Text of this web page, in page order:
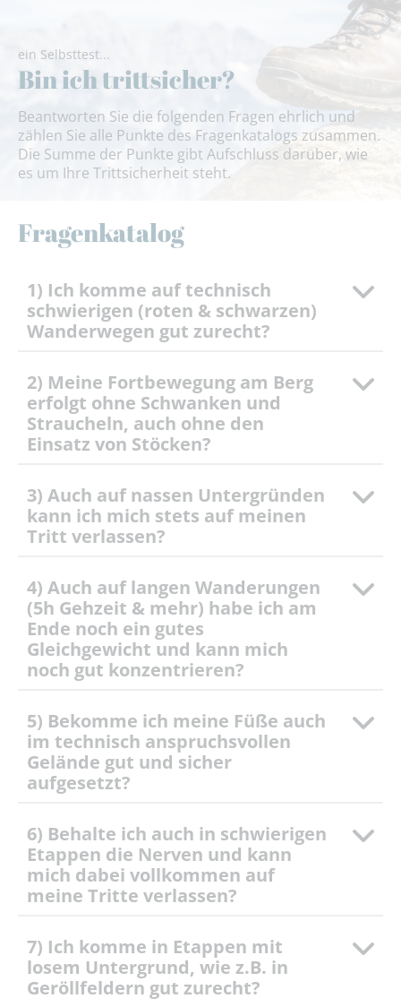
ein Selbsttest...
Bin ich trittsicher?
Beantworten Sie die folgenden Fragen ehrlich und
zählen Sie alle Punkte des Fragenkatalogs zusammen.
Die Summe der Punkte gibt Aufschluss darüber, wie
es um Ihre Trittsicherheit steht.
Fragenkatalog
1) Ich komme auf technisch
schwierigen (roten & schwarzen)
Wanderwegen gut zurecht?
2) Meine Fortbewegung am Berg
erfolgt ohne Schwanken und
Straucheln, auch ohne den
Einsatz von Stöcken?
3) Auch auf nassen Untergründen
kann ich mich stets auf meinen
Tritt verlassen?
4) Auch auf langen Wanderungen
(5h Gehzeit & mehr) habe ich am
Ende noch ein gutes
Gleichgewicht und kann mich
noch gut konzentrieren?
5) Bekomme ich meine Füße auch
im technisch anspruchsvollen
Gelände gut und sicher
aufgesetzt?
6) Behalte ich auch in schwierigen
Etappen die Nerven und kann
mich dabei vollkommen auf
meine Tritte verlassen?
7) Ich komme in Etappen mit
losem Untergrund, wie z.B. in
Geröllfeldern gut zurecht?